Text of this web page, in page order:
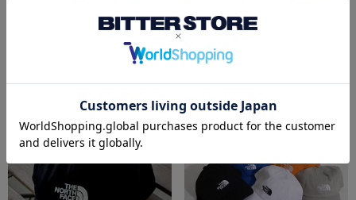
THE NORTH FACE(ザノースフェイス)JESTER CROSS BODY/全2色
THE NORTH FACE(ザノースフェ
¥10,450(税込)